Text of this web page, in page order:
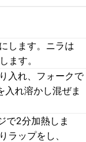
します。ニラは
ます。
入れ、フォークで
れ溶かし混ぜま
で2分加熱しま
ラップをし、